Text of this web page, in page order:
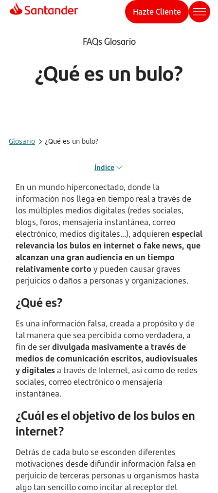
Hazte Cliente
FAQs Glosario
¿Qué es un bulo?
Glosario ¿Qué es un bulo?
Índice
En un mundo hiperconectado, donde la
información nos llega en tiempo real a través de
los múltiples medios digitales (redes sociales,
blogs, foros, mensajería instantánea, correo
electrónico, medios digitales...), adquieren especial
relevancia los bulos en internet o fake news, que
alcanzan una gran audiencia en un tiempo
relativamente corto y pueden causar graves
perjuicios o daños a personas y organizaciones.
¿Qué es?
Es una información falsa, creada a propósito y de
tal manera que sea percibida como verdadera, a
fin de serdivulgada masivamente a través de
medios de comunicación escritos, audiovisuales
y digitalesa través de Internet, así como de redes
sociales, correo electrónico o mensajería
instantánea.
¿Cuál es el objetivo de los bulos en
internet?
Detrás de cada bulo se esconden diferentes
motivaciones desde difundir información falsa en
perjuicio de terceras personas u organismos hasta
algo tan sencillo como incitar al receptor del